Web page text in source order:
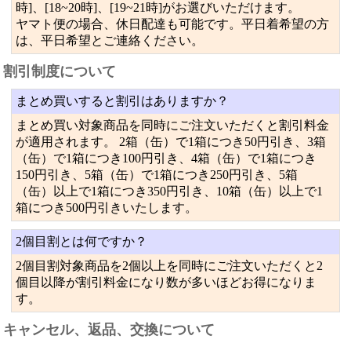
時]、[18~20時]、[19~21時]がお選びいただけます。
ヤマト便の場合、休日配達も可能です。平日着希望の方
は、平日希望とご連絡ください。
割引制度について
まとめ買いすると割引はありますか？
まとめ買い対象商品を同時にご注文いただくと割引料金
が適用されます。 2箱（缶）で1箱につき50円引き、3箱
（缶）で1箱につき100円引き、4箱（缶）で1箱につき
150円引き、5箱（缶）で1箱につき250円引き、5箱
（缶）以上で1箱につき350円引き、10箱（缶）以上で1
箱につき500円引きいたします。
2個目割とは何ですか？
2個目割対象商品を2個以上を同時にご注文いただくと2
個目以降が割引料金になり数が多いほどお得になりま
す。
キャンセル、返品、交換について